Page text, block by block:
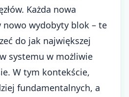
Każda nowa
nowo wydobyty blok – te
do jak największej
systemu w możliwie
W tym kontekście,
fundamentalnych, a